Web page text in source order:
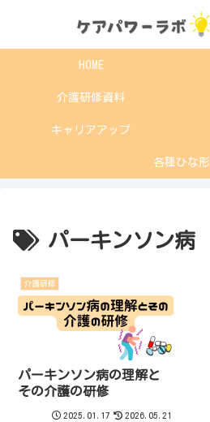
HOME
介護研修資料
キャリアアップ
各種ひな形
パーキンソン病
介護研修
パーキンソン病の理解と
その介護の研修
2025.01.17 2026.05.21